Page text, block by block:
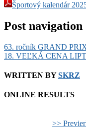
Športový kalendár
Post navigation
63. ročník GRAND
18. VEĽKÁ CENA
WRITTEN BYSKRZ
ONLINE RESULTS
>>